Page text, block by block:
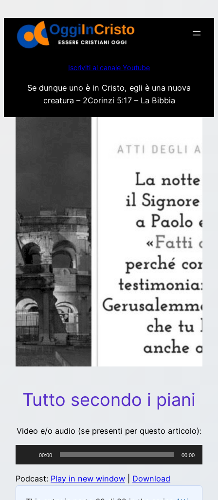
contenuto
Iscriviti al canale Youtube
Se dunque uno è in Cristo, egli è una nuova
creatura – 2Corinzi 5:17 – La Bibbia
Tutto secondo i piani
Video e/o audio (se presenti per questo articolo):
Player
00:00 00:00
Podcast: Play in new window Download